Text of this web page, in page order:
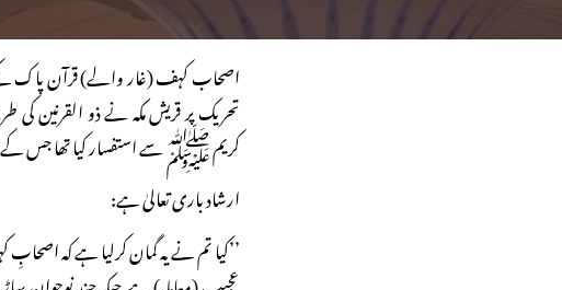
اصحاب کہف (غار والے) قرآن پاک
تحریک پر قریش مکہ نے ذو
کریم ﷺ سے استفسار کیا تھا جس
ارشاد باری تعالیٰ ہے:
’’کیا تم نے یہ گمان کرلیا ہے کہ